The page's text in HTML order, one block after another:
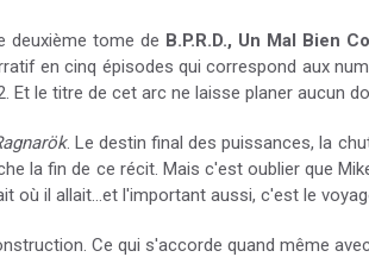
deuxième tome de B.P.R.D., Un Mal Bien
en cinq épisodes qui correspond aux
Et le titre de cet arc ne laisse planer aucun
. Le destin final des puissances, la
la fin de ce récit. Mais c'est oublier que
il allait...et l'important aussi, c'est le
Ce qui s'accorde quand même